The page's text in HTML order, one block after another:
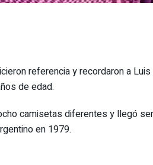
referencia y recordaron a
de edad.
camisetas diferentes y llegó
en 1979.